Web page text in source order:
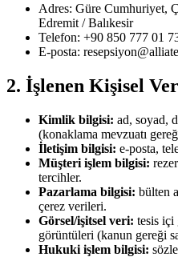
Adres: Güre Cumhuriyet,
Edremit / Balıkesir
Telefon: +90 850 777 01
E-posta:
2. İşlenen Kişisel
Kimlik bilgisi: ad, soyad,
(konaklama mevzuatı
İletişim bilgisi: e-posta,
Müşteri işlem bilgisi:
tercihler.
Pazarlama bilgisi: bülten
çerez verileri.
Görsel/işitsel veri: tesis içi
görüntüleri (kanun gereği
Hukuki işlem bilgisi: